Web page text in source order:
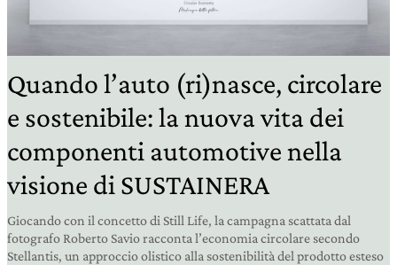
Quando l’auto (ri)nasce, circolare
e sostenibile: la nuova vita dei
componenti automotive nella
visione di SUSTAINERA
Giocando con il concetto di Still Life, la campagna scattata dal
fotografo Roberto Savio racconta l’economia circolare secondo
Stellantis, un approccio olistico alla sostenibilità del prodotto esteso